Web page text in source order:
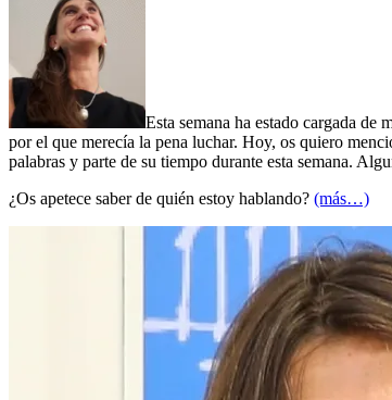
Esta semana ha estado cargada de
por el que merecía la pena luchar. Hoy, os quiero
palabras y parte de su tiempo durante esta semana.
¿Os apetece saber de quién estoy hablando? (más…)